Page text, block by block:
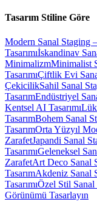
Tasarım Stiline Göre
Modern Sanal Staging
Tasarımıİskandinav
MinimalizmMinimalist
TasarımıÇiftlik Evi
ÇekicilikSahil Sanal
TasarımEndüstriyel
Kentsel AI Tasarımı
TasarımBohem Sanal
TasarımOrta Yüzyıl
ZarafetJapandi Sanal
TasarımıGeleneksel
ZarafetArt Deco Sanal
TasarımAkdeniz Sanal
TasarımıÖzel Stil
Görünümü Tasarlayın